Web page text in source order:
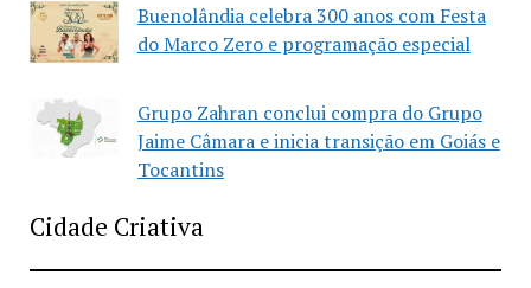
Buenolândia celebra 300 anos com Festa
do Marco Zero e programação especial
Grupo Zahran conclui compra do Grupo
Jaime Câmara e inicia transição em Goiás e
Tocantins
Cidade Criativa